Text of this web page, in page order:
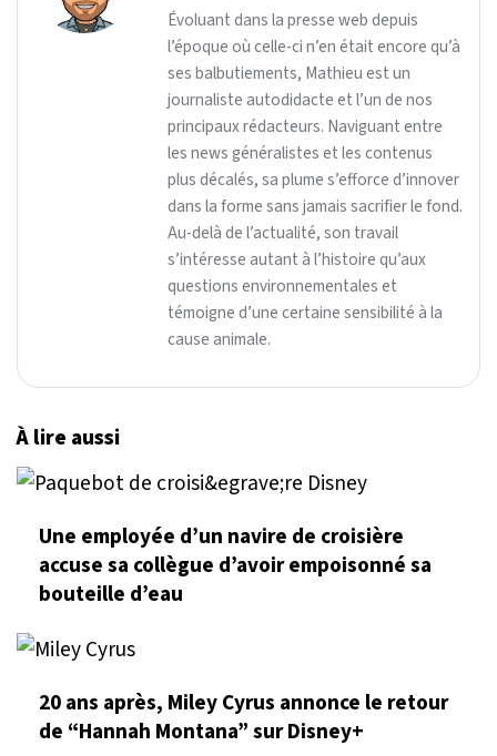
Évoluant dans la presse web depuis
l’époque où celle-ci n’en était encore qu’à
ses balbutiements, Mathieu est un
journaliste autodidacte et l’un de nos
principaux rédacteurs. Naviguant entre
les news généralistes et les contenus
plus décalés, sa plume s’efforce d’innover
dans la forme sans jamais sacrifier le fond.
Au-delà de l’actualité, son travail
s’intéresse autant à l’histoire qu’aux
questions environnementales et
témoigne d’une certaine sensibilité à la
cause animale.
À lire aussi
Une employée d’un navire de croisière
accuse sa collègue d’avoir empoisonné sa
bouteille d’eau
20 ans après, Miley Cyrus annonce le retour
de “Hannah Montana” sur Disney+